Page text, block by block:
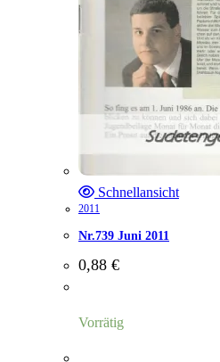
Schnellansicht
2011
Nr.739 Juni 2011
0,88 €
Vorrätig